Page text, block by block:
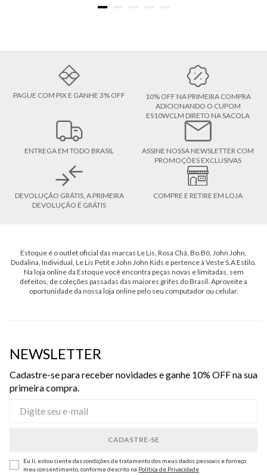
PAGUE COM PIX E GANHE 3% OFF
10% OFF NA PRIMEIRA COMPRA
ADICIONANDO O CUPOM
ES10WCLM DIRETO NA SACOLA
ENTREGA EM TODO BRASIL
ASSINE NOSSA NEWSLETTER COM
PROMOÇÕES EXCLUSIVAS
DEVOLUÇÃO GRÁTIS, A PRIMEIRA
DEVOLUÇÃO É GRÁTIS
COMPRE E RETIRE EM LOJA
Estoque é o outlet oficial das marcas Le Lis, Rosa Chá, Bo.Bô, John John,
Dudalina, Individual, Le Lis Petit e John John Kids e pertence à Veste S.A Estilo.
Na loja online da Estoque você encontra peças novas e limitadas, sem
defeitos, de coleções passadas das maiores grifes do Brasil. Aproveite a
oportunidade da nossa loja online pelo seu computador ou celular.
NEWSLETTER
Cadastre-se para receber novidades e ganhe 10% OFF na sua
primeira compra.
Eu li, estou ciente das condições de tratamento dos meus dados pessoais e forneço
meu consentimento, conforme descrito na Política de Privacidade